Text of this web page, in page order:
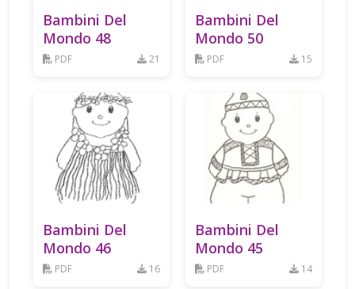
Bambini Del
Mondo 48
PDF 21
Bambini Del
Mondo 50
PDF 15
Bambini Del
Mondo 46
PDF 16
Bambini Del
Mondo 45
PDF 14